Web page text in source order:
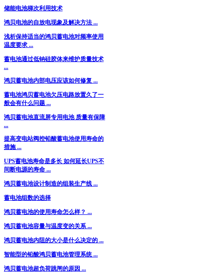
储能电池梯次利用技术
鸿贝电池的自放电现象及解决方法 ...
浅析保持适当的鸿贝蓄电池对频率使用
温度要求 ...
蓄电池通过低钠硅胶体来维护质量技术
...
鸿贝蓄电池内部电压应该如何修复 ...
蓄电池鸿贝蓄电池欠压电路放置久了一
般会有什么问题 ...
鸿贝蓄电池直流屏专用电池 质量有保障
...
提高变电站阀控铅酸蓄电池使用寿命的
措施 ...
UPS蓄电池寿命是多长 如何延长UPS不
间断电源的寿命 ...
鸿贝蓄电池设计制造的组装生产线 ...
蓄电池组数的选择
鸿贝蓄电池的使用寿命怎么样？ ...
鸿贝蓄电池容量与温度变的关系 ...
鸿贝蓄电池内阻的大小是什么决定的 ...
智能型的铅酸鸿贝蓄电池管理系统 ...
鸿贝蓄电池超负荷跳闸的原因 ...